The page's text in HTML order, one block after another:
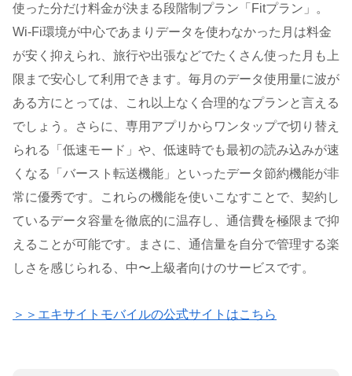
使った分だけ料金が決まる段階制プラン「Fitプラン」。
Wi-Fi環境が中心であまりデータを使わなかった月は料金
が安く抑えられ、旅行や出張などでたくさん使った月も上
限まで安心して利用できます。毎月のデータ使用量に波が
ある方にとっては、これ以上なく合理的なプランと言える
でしょう。さらに、専用アプリからワンタップで切り替え
られる「低速モード」や、低速時でも最初の読み込みが速
くなる「バースト転送機能」といったデータ節約機能が非
常に優秀です。これらの機能を使いこなすことで、契約し
ているデータ容量を徹底的に温存し、通信費を極限まで抑
えることが可能です。まさに、通信量を自分で管理する楽
しさを感じられる、中〜上級者向けのサービスです。
＞＞エキサイトモバイルの公式サイトはこちら